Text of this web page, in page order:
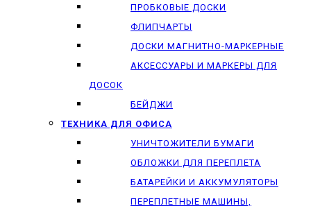
ПРОБКОВЫЕ ДОСКИ
ФЛИПЧАРТЫ
ДОСКИ МАГНИТНО-МАРКЕРНЫЕ
АКСЕССУАРЫ И МАРКЕРЫ ДЛЯ
ДОСОК
БЕЙДЖИ
ТЕХНИКА ДЛЯ ОФИСА
УНИЧТОЖИТЕЛИ БУМАГИ
ОБЛОЖКИ ДЛЯ ПЕРЕПЛЕТА
БАТАРЕЙКИ И АККУМУЛЯТОРЫ
ПЕРЕПЛЕТНЫЕ МАШИНЫ,